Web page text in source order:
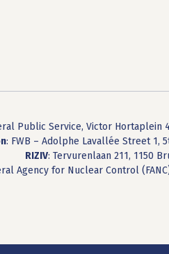
Public Service, Victor Hortaplein
: FWB – Adolphe Lavallée Street 1,
RIZIV: Tervurenlaan 211, 1150
Agency for Nuclear Control